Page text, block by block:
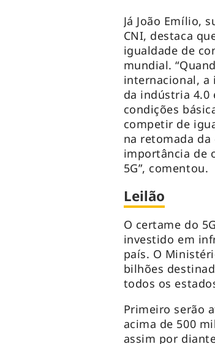
Já João Emílio,
CNI, destaca
igualdade de
mundial.
internacional, a
da indústria 4.0
condições
competir de
na retomada da
importância de
5G”, comentou.
Leilão
O certame do
investido em
país. O
bilhões
todos os
Primeiro serão
acima de 500
assim por